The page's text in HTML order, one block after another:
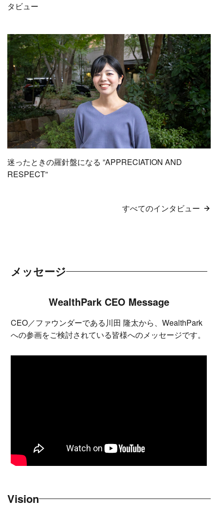
タビュー
迷ったときの羅針盤になる ”APPRECIATION AND
RESPECT”
すべてのインタビュー
メッセージ
WealthPark CEO Message
CEO／ファウンダーである川田 隆太から、WealthPark
への参画をご検討されている皆様へのメッセージです。
Vision